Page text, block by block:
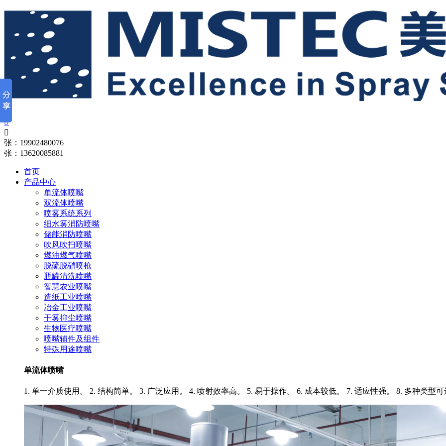


张：19902480076
张：13620085881
首页
产品中心
单流体喷嘴
双流体喷嘴
喷雾系统系列
细水雾消防喷嘴
储能消防喷嘴
吹风吹扫喷嘴
燃油燃气喷嘴
脱硫脱硝喷枪
瓶罐清洗喷嘴
智慧农业喷嘴
造纸工业喷嘴
冶金工业喷嘴
干雾抑尘喷嘴
生物医疗喷嘴
喷嘴辅件及组件
特殊用途喷嘴
单流体喷嘴
1. 单一介质使用。 2. 结构简单。 3. 广泛应用。 4. 喷射效率高。 5. 易于操作。 6. 成本较低。 7. 适应性强。 8. 多种类型可